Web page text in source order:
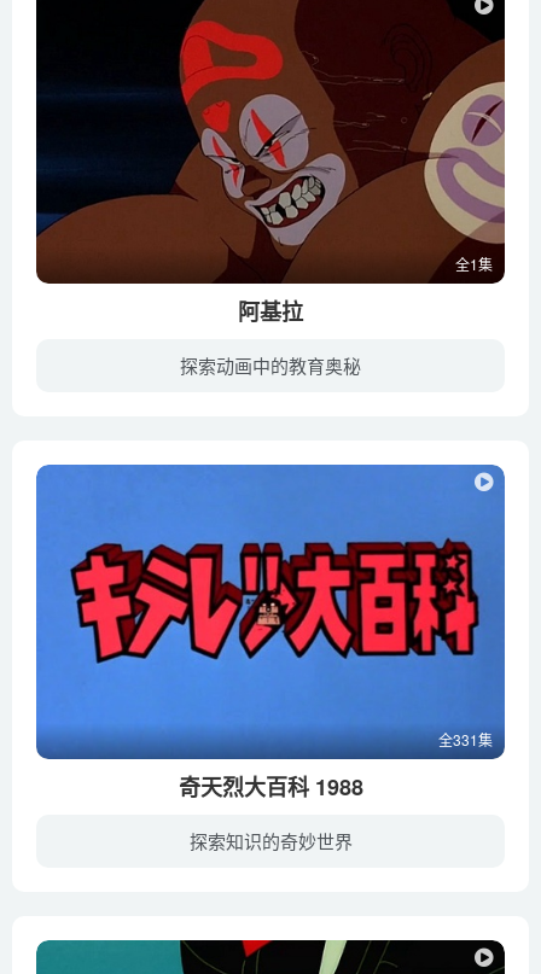
全1集
阿基拉
探索动画中的教育奥秘
全331集
奇天烈大百科 1988
探索知识的奇妙世界